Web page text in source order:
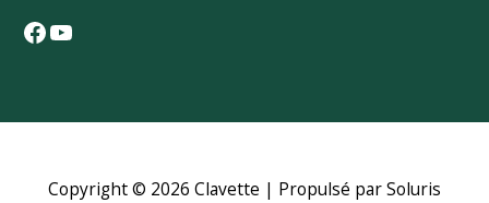
Facebook
YouTube
Copyright © 2026 Clavette | Propulsé par Soluris